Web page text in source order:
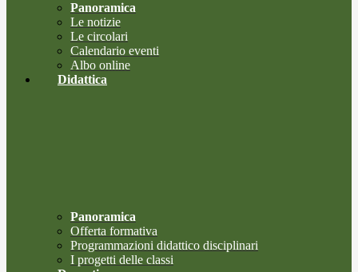
Panoramica
Le notizie
Le circolari
Calendario eventi
Albo online
Didattica
Panoramica
Offerta formativa
Programmazioni didattico disciplinari
I progetti delle classi